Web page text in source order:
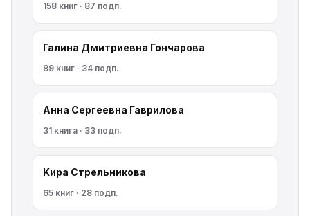
158 книг · 87 подп.
Галина Дмитриевна Гончарова
89 книг · 34 подп.
Анна Сергеевна Гаврилова
31 книга · 33 подп.
Kирa Cтрeльникoва
65 книг · 28 подп.